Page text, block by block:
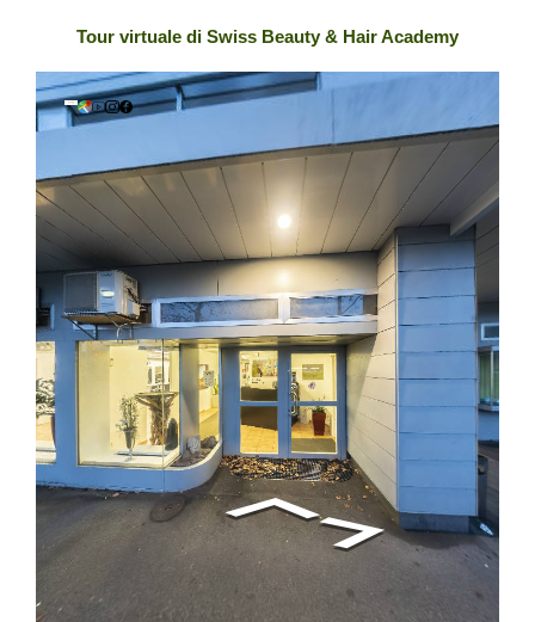
Tour virtuale di Swiss Beauty & Hair Academy